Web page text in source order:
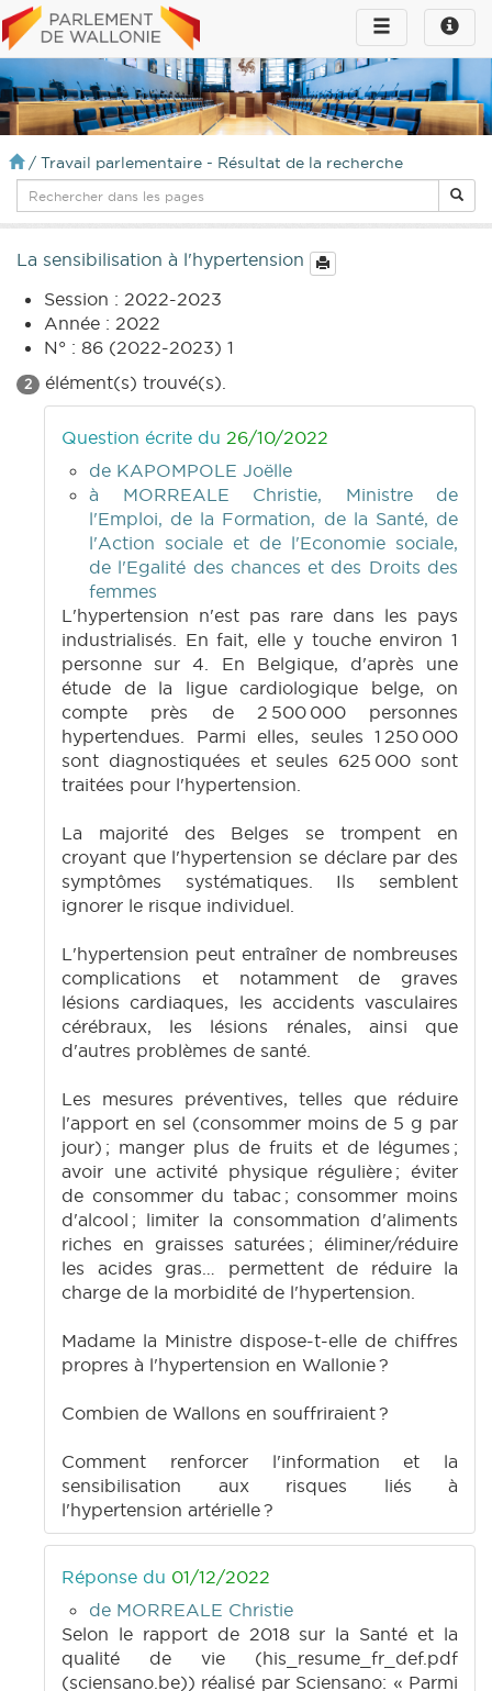
Toggle
infos
Toggle
navigation
/ Travail parlementaire - Résultat de la recherche
La sensibilisation à l'hypertension
Session : 2022-2023
Année : 2022
N° : 86 (2022-2023) 1
2 élément(s) trouvé(s).
Question écrite du 26/10/2022
de KAPOMPOLE Joëlle
à MORREALE Christie, Ministre de
l'Emploi, de la Formation, de la Santé, de
l'Action sociale et de l'Economie sociale,
de l'Egalité des chances et des Droits des
femmes
L'hypertension n'est pas rare dans les pays
industrialisés. En fait, elle y touche environ 1
personne sur 4. En Belgique, d'après une
étude de la ligue cardiologique belge, on
compte près de 2 500 000 personnes
hypertendues. Parmi elles, seules 1 250 000
sont diagnostiquées et seules 625 000 sont
traitées pour l'hypertension.
La majorité des Belges se trompent en
croyant que l'hypertension se déclare par des
symptômes systématiques. Ils semblent
ignorer le risque individuel.
L'hypertension peut entraîner de nombreuses
complications et notamment de graves
lésions cardiaques, les accidents vasculaires
cérébraux, les lésions rénales, ainsi que
d'autres problèmes de santé.
Les mesures préventives, telles que réduire
l'apport en sel (consommer moins de 5 g par
jour) ; manger plus de fruits et de légumes ;
avoir une activité physique régulière ; éviter
de consommer du tabac ; consommer moins
d'alcool ; limiter la consommation d'aliments
riches en graisses saturées ; éliminer/réduire
les acides gras… permettent de réduire la
charge de la morbidité de l'hypertension.
Madame la Ministre dispose-t-elle de chiffres
propres à l'hypertension en Wallonie ?
Combien de Wallons en souffriraient ?
Comment renforcer l'information et la
sensibilisation aux risques liés à
l'hypertension artérielle ?
Réponse du 01/12/2022
de MORREALE Christie
Selon le rapport de 2018 sur la Santé et la
qualité de vie (his_resume_fr_def.pdf
(sciensano.be)) réalisé par Sciensano: « Parmi